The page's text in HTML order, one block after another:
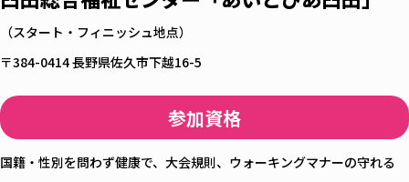
（スタート・フィニッシュ地点）
〒384-0414 長野県佐久市下越16-5
参加資格
国籍・性別を問わず健康で、大会規則、ウォーキングマナーの守れる